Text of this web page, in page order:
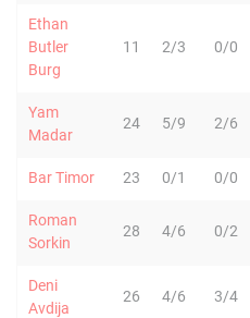
Ethan
Butler
Burg
11 2/3 0/0
Yam
Madar
24 5/9 2/6
Bar Timor 23 0/1 0/0
Roman
Sorkin
28 4/6 0/2
Deni
Avdija
26 4/6 3/4